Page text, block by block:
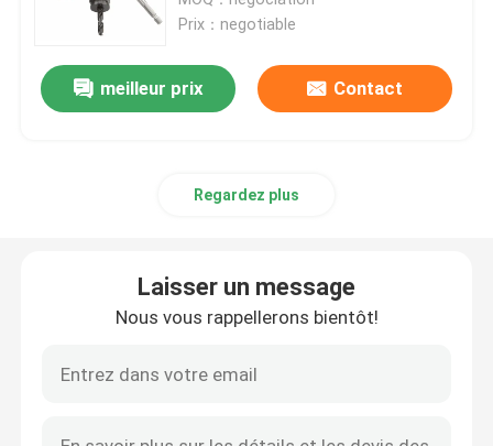
le CTT trouent a vu
Prix：negotiable
meilleur prix Contact
Regardez plus
Laisser un message
Nous vous rappellerons bientôt!